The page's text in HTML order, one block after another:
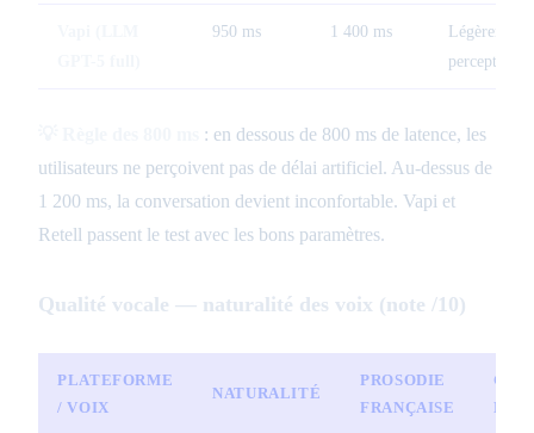
950 ms 1 400 ms
Légèrement
perceptible
: en dessous de 800 ms de latence, les
utilisateurs ne perçoivent pas de délai artificiel. Au-dessus de
1 200 ms, la conversation devient inconfortable. Vapi et
Retell passent le test avec les bons paramètres.
Qualité vocale — naturalité des voix (note /10)
PLATEFORME
/ VOIX
NATURALITÉ
PROSODIE
FRANÇAISE